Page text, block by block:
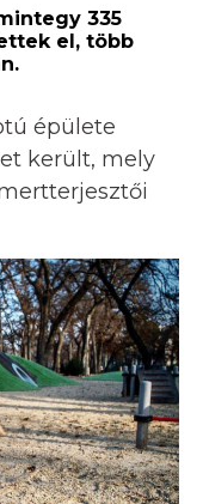
335
el, több
épülete
került, mely